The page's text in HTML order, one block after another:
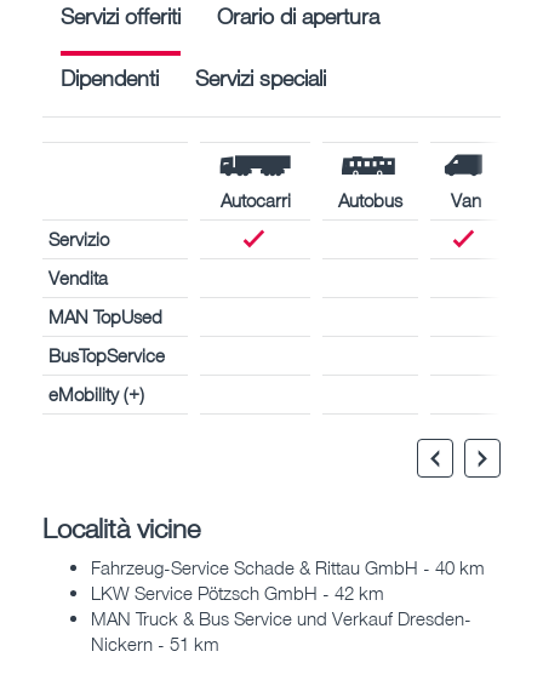
Servizi offeriti Orario di apertura
Dipendenti Servizi speciali
Autocarri Autobus
Van
Servizio
Vendita
MAN TopUsed
BusTopService
eMobility (+)
Località vicine
Fahrzeug-Service Schade & Rittau GmbH - 40 km
LKW Service Pötzsch GmbH - 42 km
MAN Truck & Bus Service und Verkauf Dresden-
Nickern - 51 km